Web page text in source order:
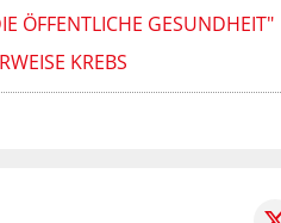
ÖFFENTLICHE GESUNDHEIT"
KREBS